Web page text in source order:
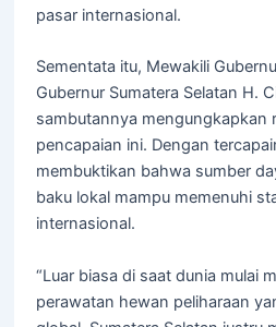
pasar internasional.
Sementata itu, Mewakili
Gubernur Sumatera Selatan H.
sambutannya mengungkapkan
pencapaian ini. Dengan
membuktikan bahwa sumber
baku lokal mampu memenuhi
internasional.
“Luar biasa di saat dunia mulai
perawatan hewan peliharaan